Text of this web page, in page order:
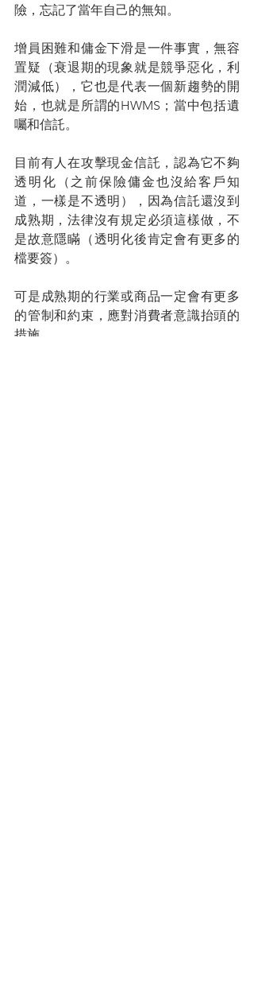
險，忘記了當年自己的無知。
增員困難和傭金下滑是一件事實，無容
置疑（衰退期的現象就是競爭惡化，利
潤減低），它也是代表一個新趨勢的開
始，也就是所謂的HWMS；當中包括遺
囑和信託。
目前有人在攻擊現金信託，認為它不夠
透明化（之前保險傭金也沒給客戶知
道，一樣是不透明），因為信託還沒到
成熟期，法律沒有規定必須這樣做，不
是故意隱瞞（透明化後肯定會有更多的
檔要簽）。
可是成熟期的行業或商品一定會有更多
的管制和約束，應對消費者意識抬頭的
措施。